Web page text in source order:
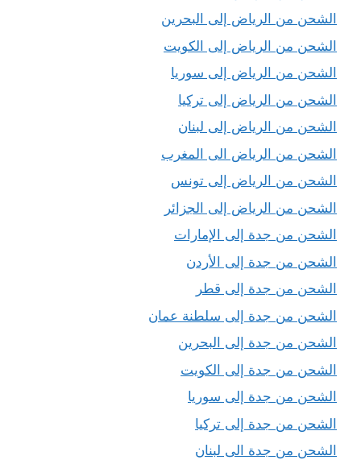
الشحن من الرياض إلى البحرين
الشحن من الرياض إلى الكويت
الشحن من الرياض إلى سوريا
الشحن من الرياض إلى تركيا
الشحن من الرياض إلى لبنان
الشحن من الرياض الى المغرب
الشحن من الرياض إلى تونس
الشحن من الرياض إلى الجزائر
الشحن من جدة إلى الإمارات
الشحن من جدة إلى الأردن
الشحن من جدة إلى قطر
الشحن من جدة إلى سلطنة عمان
الشحن من جدة إلى البحرين
الشحن من جدة إلى الكويت
الشحن من جدة إلى سوريا
الشحن من جدة إلى تركيا
الشحن من جدة الى لبنان